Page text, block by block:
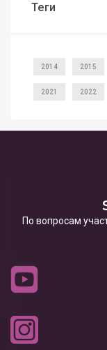
Теги
2014 2015
2021 2022
По вопросам